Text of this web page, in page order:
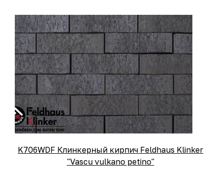
K706WDF Клинкерный кирпич Feldhaus Klinker
"Vascu vulkano petino"